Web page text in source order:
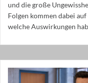
und die große
Folgen kommen dabei
welche Auswirkungen